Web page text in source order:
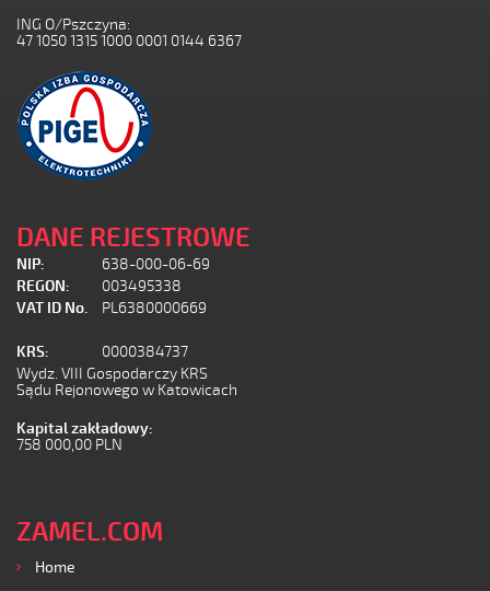
ING O/Pszczyna:
47 1050 1315 1000 0001 0144 6367
DANE REJESTROWE
NIP:
638-000-06-69
REGON:
003495338
VAT ID No.
PL6380000669
KRS:
0000384737
Wydz. VIII Gospodarczy KRS
Sądu Rejonowego w Katowicach
Kapital zakładowy:
758 000,00 PLN
ZAMEL.COM
Home